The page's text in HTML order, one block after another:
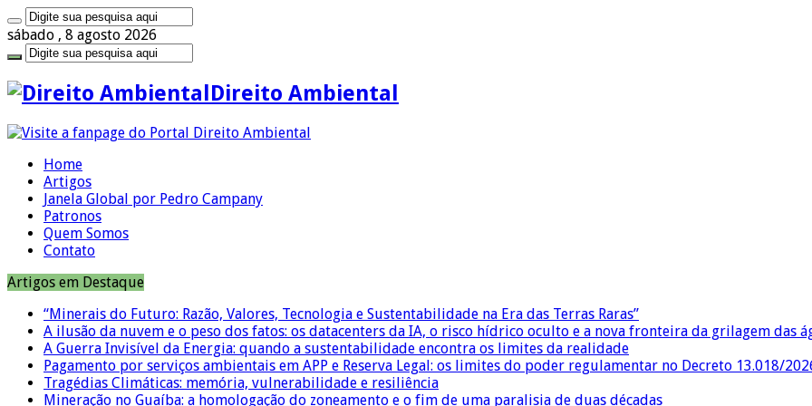
sábado , 8 agosto 2026
Direito Ambiental
Home
Artigos
Janela Global por Pedro Campany
Patronos
Quem Somos
Contato
Artigos em Destaque
“Minerais do Futuro: Razão, Valores, Tecnologia e Sustentabilidade na Era das Terras Raras”
A ilusão da nuvem e o peso dos fatos: os datacenters da IA, o risco hídrico oculto e a nova fronteira da grilagem das
A Guerra Invisível da Energia: quando a sustentabilidade encontra os limites da realidade
Pagamento por serviços ambientais em APP e Reserva Legal: os limites do poder regulamentar no Decreto 13.018/
Tragédias Climáticas: memória, vulnerabilidade e resiliência
Mineração no Guaíba: a homologação do zoneamento e o fim de uma paralisia de duas décadas